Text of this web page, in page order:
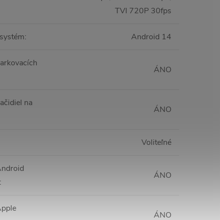
TVI 720P 30fps
: Android 14
ÁNO
na
ÁNO
Voliteľné
:
ÁNO
ÁNO